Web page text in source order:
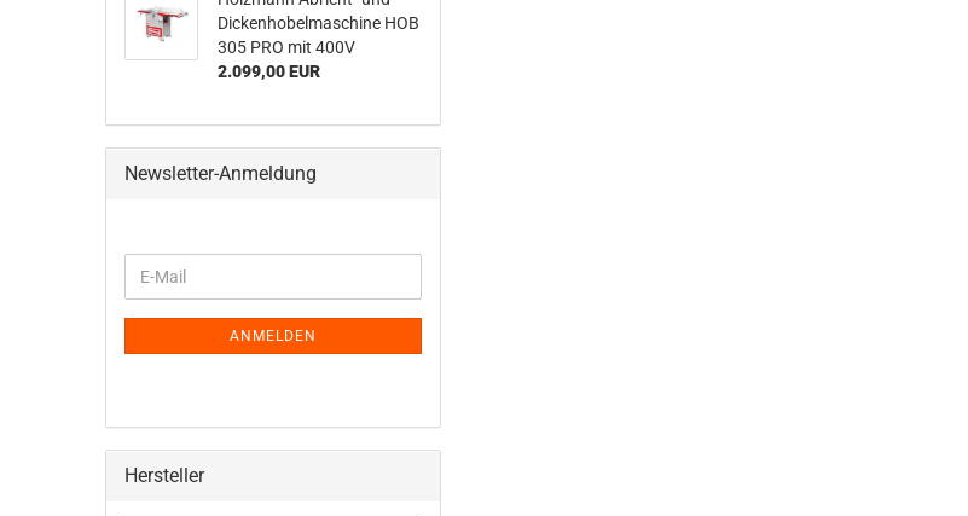
Dickenhobelmaschine HOB
305 PRO mit 400V
2.099,00 EUR
Newsletter-Anmeldung
ZUR
E-
Mail
ANMELDEN
Hersteller